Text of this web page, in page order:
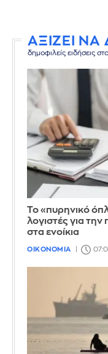
ΑΞΙΖΕΙ ΝΑ
δημοφιλείς ειδήσεις
Το «πυρηνικό
λογιστές για
στα ενοίκια
ΟΙΚΟΝΟΜΙΑ